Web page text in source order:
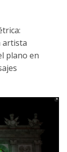
artista
plano en